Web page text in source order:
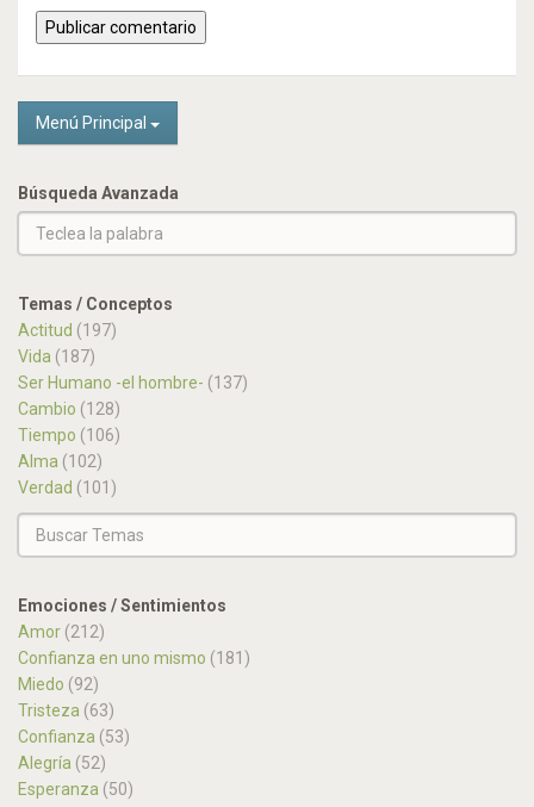
Menú Principal
Búsqueda Avanzada
Temas / Conceptos
Actitud (197)
Vida (187)
Ser Humano -el hombre- (137)
Cambio (128)
Tiempo (106)
Alma (102)
Verdad (101)
Emociones / Sentimientos
Amor (212)
Confianza en uno mismo (181)
Miedo (92)
Tristeza (63)
Confianza (53)
Alegría (52)
Esperanza (50)